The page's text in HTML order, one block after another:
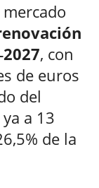
, con
de euros
del
a 13
de la